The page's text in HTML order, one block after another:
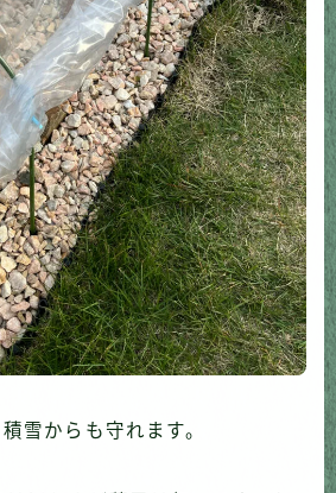
雪からも守れます。